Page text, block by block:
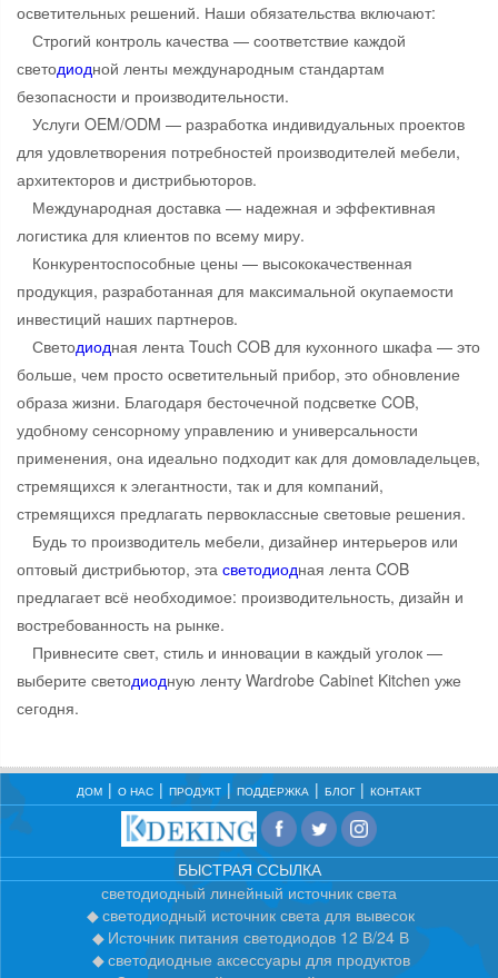
осветительных решений. Наши обязательства включают:
Строгий контроль качества — соответствие каждой
светодиодной ленты международным стандартам
безопасности и производительности.
Услуги OEM/ODM — разработка индивидуальных проектов
для удовлетворения потребностей производителей мебели,
архитекторов и дистрибьюторов.
Международная доставка — надежная и эффективная
логистика для клиентов по всему миру.
Конкурентоспособные цены — высококачественная
продукция, разработанная для максимальной окупаемости
инвестиций наших партнеров.
Светодиодная лента Touch COB для кухонного шкафа — это
больше, чем просто осветительный прибор, это обновление
образа жизни. Благодаря бесточечной подсветке COB,
удобному сенсорному управлению и универсальности
применения, она идеально подходит как для домовладельцев,
стремящихся к элегантности, так и для компаний,
стремящихся предлагать первоклассные световые решения.
Будь то производитель мебели, дизайнер интерьеров или
оптовый дистрибьютор, эта светодиодная лента COB
предлагает всё необходимое: производительность, дизайн и
востребованность на рынке.
Привнесите свет, стиль и инновации в каждый уголок —
выберите светодиодную ленту Wardrobe Cabinet Kitchen уже
сегодня.
ДОМ О НАС ПРОДУКТ ПОДДЕРЖКА БЛОГ КОНТАКТ
БЫСТРАЯ ССЫЛКА
светодиодный линейный источник света
светодиодный источник света для вывесок
Источник питания светодиодов 12 В/24 В
светодиодные аксессуары для продуктов